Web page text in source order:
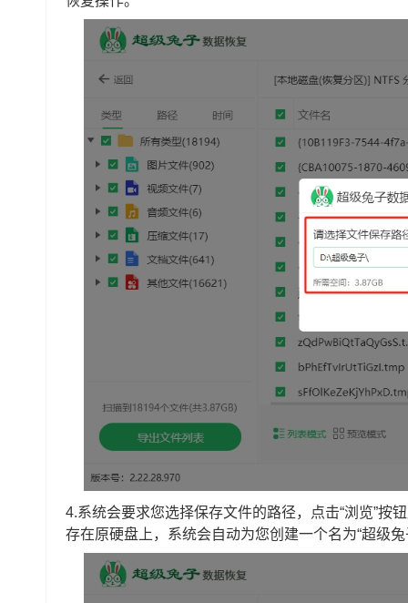
4.系统会要求您选择保存文件的路径，点击“浏览”按
存在原硬盘上，系统会自动为您创建一个名为“超级